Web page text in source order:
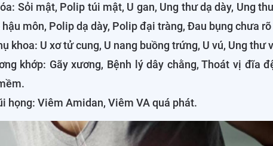
Sỏi mật, Polip túi mật, U gan, Ung thư dạ dày, Ung
hậu môn, Polip dạ dày, Polip đại tràng, Đau bụng chưa
khoa: U xơ tử cung, U nang buồng trứng, U vú, Ung thư
khớp: Gãy xương, Bệnh lý dây chằng, Thoát vị đĩa
họng: Viêm Amidan, Viêm VA quá phát.